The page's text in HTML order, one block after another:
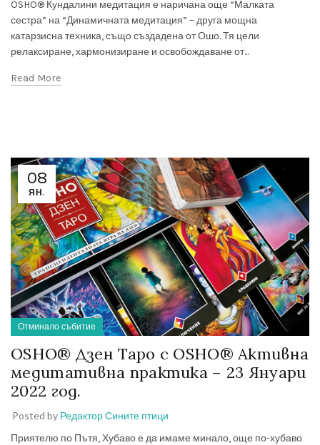
OSHO® Кундалини медитация е наричана още “Малката
сестра” на “Динамичната медитация” – друга мощна
катарзисна техника, също създадена от Ошо. Тя цели
релаксиране, хармонизиране и освобождаване от...
Read More
08
ЯН.
Отминало събитие
OSHO® Дзен Таро с OSHO® Активна
медитативна практика – 23 Януари
2022 год.
Posted by Редактор Сините птици
Приятелю по Пътя, Хубаво е да имаме минало, още по-хубаво